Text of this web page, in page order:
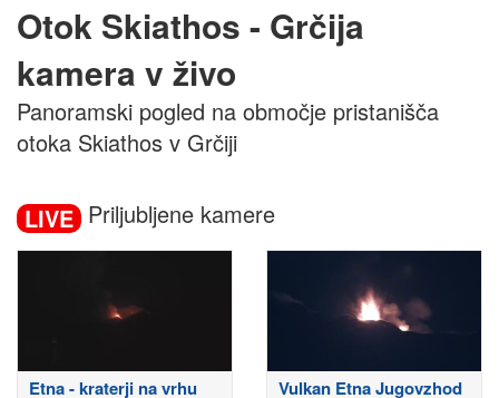
Otok Skiathos - Grčija
kamera v živo
Panoramski pogled na območje pristanišča
otoka Skiathos v Grčiji
LIVE Priljubljene kamere
Etna - kraterji na vrhu Vulkan Etna Jugovzhod